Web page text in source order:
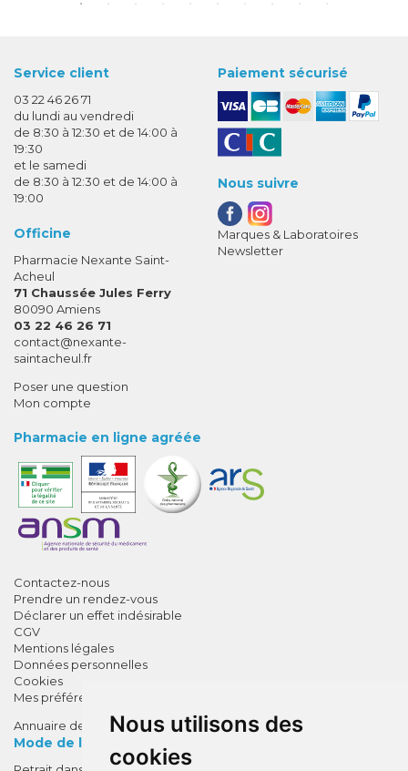
Nous utilisons des
cookies
Service client
03 22 46 26 71
du lundi au vendredi
de 8:30 à 12:30 et de 14:00 à
19:30
et le samedi
de 8:30 à 12:30 et de 14:00 à
19:00
Officine
Pharmacie Nexante Saint-
Acheul
71 Chaussée Jules Ferry
80090 Amiens
03 22 46 26 71
contact-
@-
nexante-
saintacheul.fr
Poser une question
Mon compte
Paiement sécurisé
Nous suivre
Marques & Laboratoires
Newsletter
Pharmacie en ligne agréée
Contactez-nous
Prendre un rendez-vous
Déclarer un effet indésirable
CGV
Mentions légales
Données personnelles
Cookies
Mes préférences Cookies
Annuaire des pharmacies
Mode de livraison